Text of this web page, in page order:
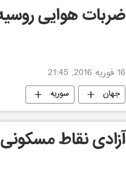
ضربات هوایی
16 فوریه 2016, 21:45
جهان سوریه
آزادی نقاط